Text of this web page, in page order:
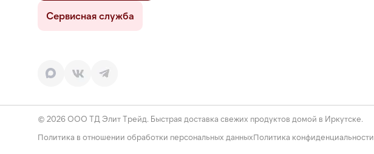
Сервисная служба
© 2026 ООО ТД Элит Трейд. Быстрая доставка свежих продуктов домой в Иркутске.
Политика в отношении обработки персональных данныхПолитика конфиденциальности